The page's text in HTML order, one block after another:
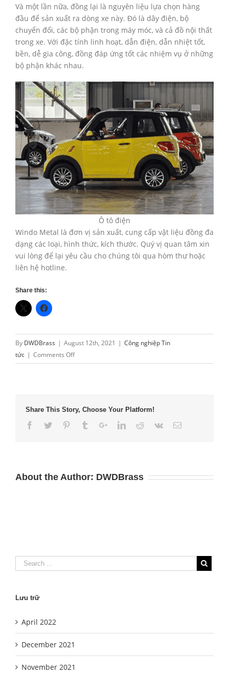
Và một lần nữa, đồng lại là nguyên liệu lựa chọn hàng
đầu để sản xuất ra dòng xe này. Đó là dây điện, bộ
chuyển đổi, các bộ phận trong máy móc, và cả đồ nội thất
trong xe. Với đặc tính linh hoạt, dẫn điện, dẫn nhiệt tốt,
bền, dễ gia công, đồng đáp ứng tốt các nhiệm vụ ở những
bộ phận khác nhau.
Ô tô điện
Windo Metal là đơn vị sản xuất, cung cấp vật liệu đồng đa
dạng các loại, hình thức, kích thước. Quý vị quan tâm xin
vui lòng để lại yêu cầu cho chúng tôi qua hòm thư hoặc
liên hệ hotline.
Share this:
By DWDBrass | August 12th, 2021 | Công nghiệp Tin
tức | Comments Offon
Nguyên
công
nghiệp
Share This Story, Choose Your Platform!
About the Author: DWDBrass
Lưu trữ
April 2022
December 2021
November 2021